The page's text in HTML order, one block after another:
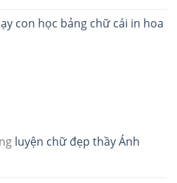
con học bảng chữ cái in hoa
luyện chữ đẹp thầy Ánh